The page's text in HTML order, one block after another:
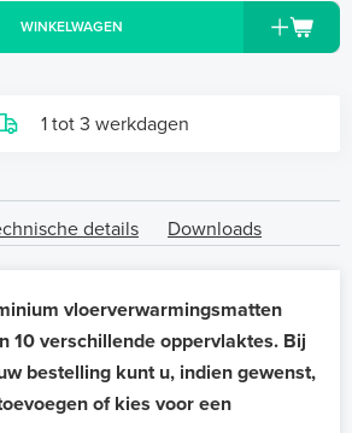
WINKELWAGEN
1 tot 3 werkdagen
details Downloads
vloerverwarmingsmatten
10 verschillende oppervlaktes. Bij
bestelling kunt u, indien gewenst,
of kies voor een